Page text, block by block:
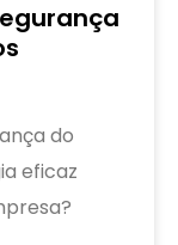
do
eficaz